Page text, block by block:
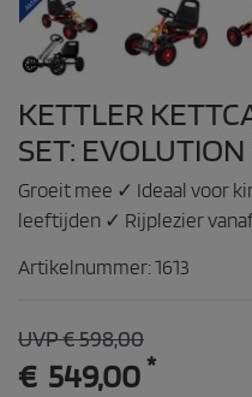
KETTLER
SET:
Groeit mee ✓ Ideaal voor
leeftijden ✓ Rijplezier
Artikelnummer: 1613
UVP € 598,00
€ 549,00 *